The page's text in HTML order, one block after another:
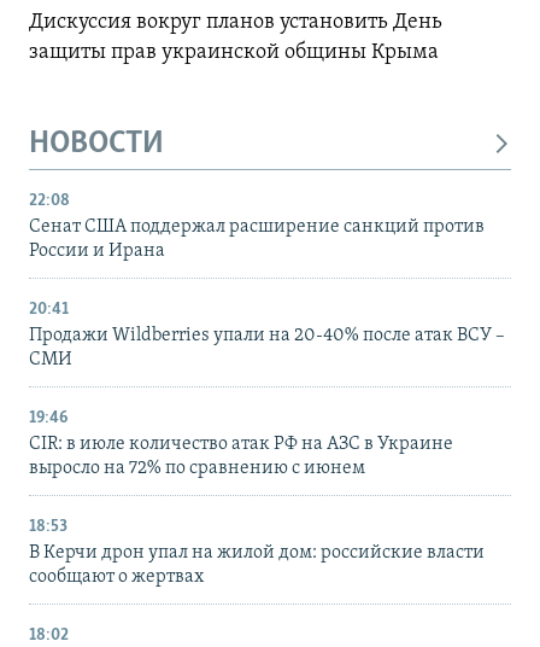
Дискуссия вокруг планов установить День
защиты прав украинской общины Крыма
НОВОСТИ
22:08
Сенат США поддержал расширение санкций против
России и Ирана
20:41
Продажи Wildberries упали на 20-40% после атак ВСУ –
СМИ
19:46
CIR: в июле количество атак РФ на АЗС в Украине
выросло на 72% по сравнению с июнем
18:53
В Керчи дрон упал на жилой дом: российские власти
сообщают о жертвах
18:02